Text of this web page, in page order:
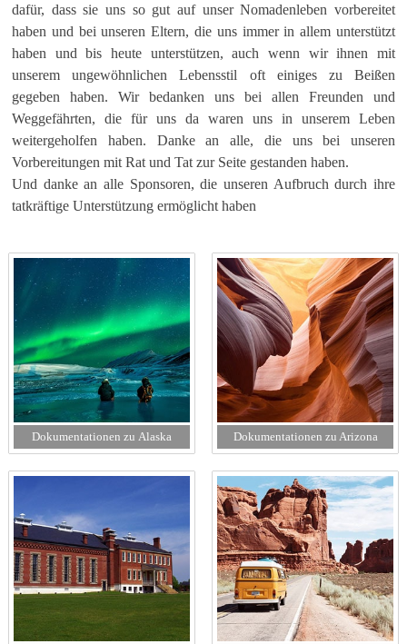
dafür, dass sie uns so gut auf unser Nomadenleben vorbereitet
haben und bei unseren Eltern, die uns immer in allem unterstützt
haben und bis heute unterstützen, auch wenn wir ihnen mit
unserem ungewöhnlichen Lebensstil oft einiges zu Beißen
gegeben haben. Wir bedanken uns bei allen Freunden und
Weggefährten, die für uns da waren uns in unserem Leben
weitergeholfen haben. Danke an alle, die uns bei unseren
Vorbereitungen mit Rat und Tat zur Seite gestanden haben.
Und danke an alle Sponsoren, die unseren Aufbruch durch ihre
tatkräftige Unterstützung ermöglicht haben
Dokumentationen zu Alaska Dokumentationen zu Arizona